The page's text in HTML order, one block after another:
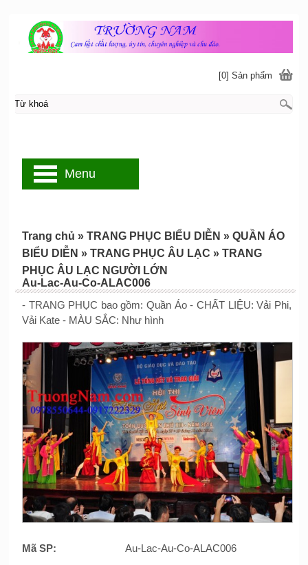
Au-Lac-Au-Co-ALAC006
- TRANG PHỤC bao gồm: Quần Áo - CHẤT LIỆU: Vải Phi,
Vải Kate - MÀU SẮC: Như hình
Mã SP: Au-Lac-Au-Co-ALAC006
Trang chủ » TRANG PHỤC BIỂU DIỄN » QUẦN ÁO
BIỂU DIỄN » TRANG PHỤC ÂU LẠC » TRANG
PHỤC ÂU LẠC NGƯỜI LỚN
[0] Sản phẩm
Menu